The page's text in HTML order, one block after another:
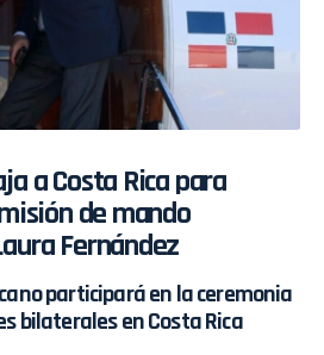
a Costa Rica para
de mando
Fernández
participará en la ceremonia
bilaterales en Costa Rica